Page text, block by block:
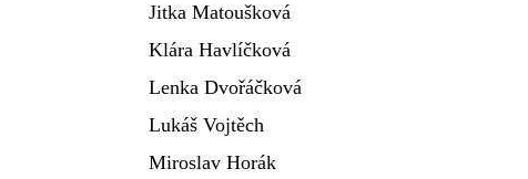
Jitka Matoušková
Klára Havlíčková
Lenka Dvořáčková
Lukáš Vojtěch
Miroslav Horák